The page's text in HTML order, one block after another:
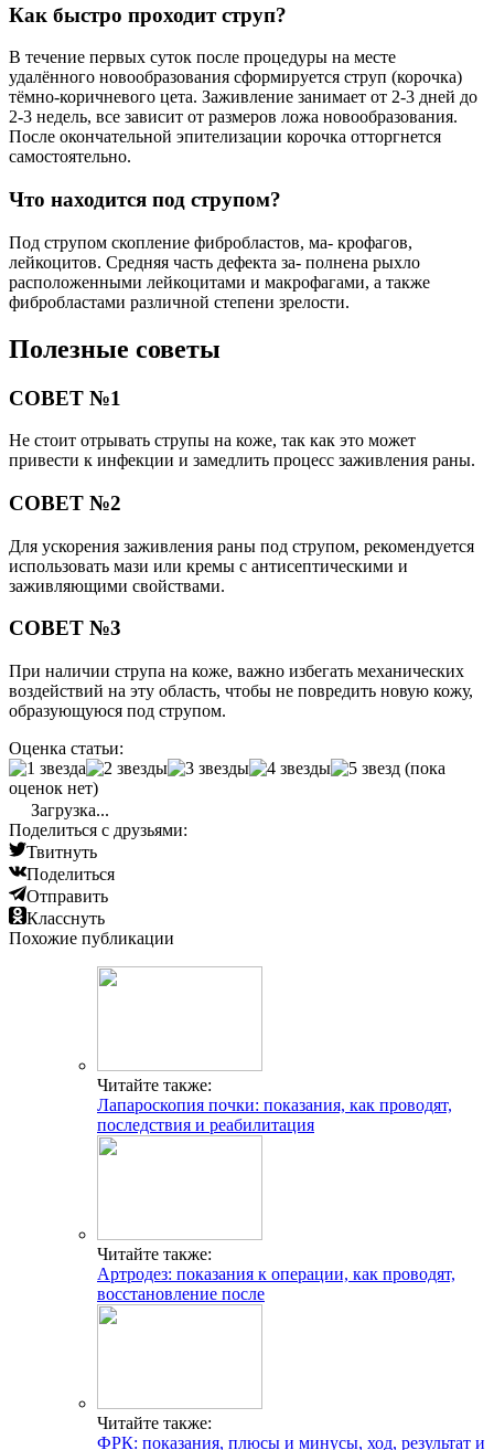
Как быстро проходит струп?
В течение первых суток после процедуры на месте
удалённого новообразования сформируется струп (корочка)
тёмно-коричневого цета. Заживление занимает от 2-3 дней до
2-3 недель, все зависит от размеров ложа новообразования.
После окончательной эпителизации корочка отторгнется
самостоятельно.
Что находится под струпом?
Под струпом скопление фибробластов, ма- крофагов,
лейкоцитов. Средняя часть дефекта за- полнена рыхло
расположенными лейкоцитами и макрофагами, а также
фибробластами различной степени зрелости.
Полезные советы
СОВЕТ №1
Не стоит отрывать струпы на коже, так как это может
привести к инфекции и замедлить процесс заживления раны.
СОВЕТ №2
Для ускорения заживления раны под струпом, рекомендуется
использовать мази или кремы с антисептическими и
заживляющими свойствами.
СОВЕТ №3
При наличии струпа на коже, важно избегать механических
воздействий на эту область, чтобы не повредить новую кожу,
образующуюся под струпом.
Оценка статьи:
(пока
оценок нет)
Загрузка...
Поделиться с друзьями:
Твитнуть
Поделиться
Отправить
Класснуть
Похожие публикации
Читайте также:
Лапароскопия почки: показания, как проводят,
последствия и реабилитация
Читайте также:
Артродез: показания к операции, как проводят,
восстановление после
Читайте также:
ФРК: показания, плюсы и минусы, ход, результат и